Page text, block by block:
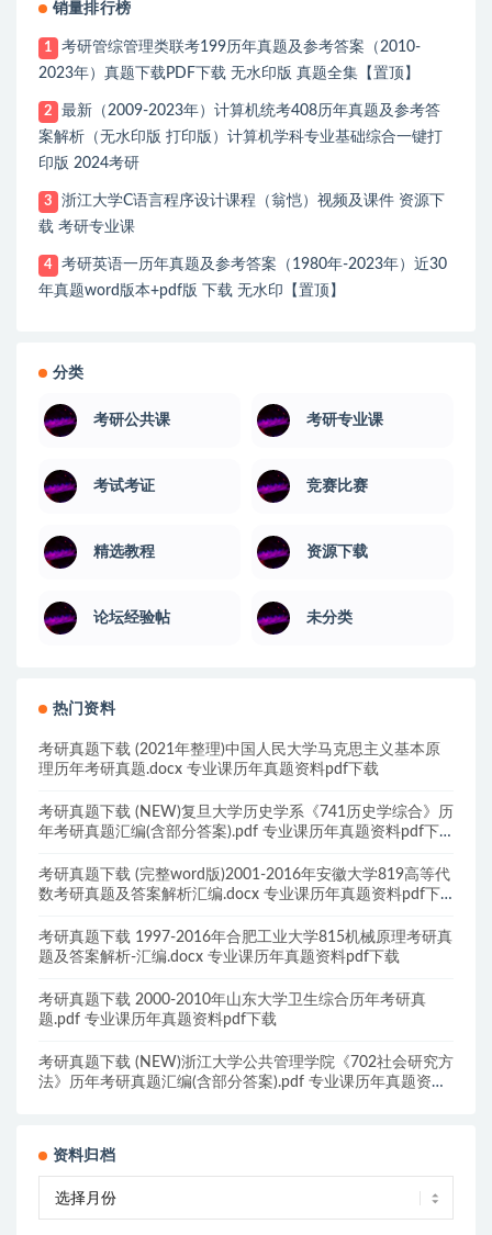
销量排行榜
1
考研管综管理类联考199历年真题及参考答案（2010-
2023年）真题下载PDF下载 无水印版 真题全集【置顶】
2
最新（2009-2023年）计算机统考408历年真题及参考答
案解析（无水印版 打印版）计算机学科专业基础综合一键打
印版 2024考研
3
浙江大学C语言程序设计课程（翁恺）视频及课件 资源下
载 考研专业课
4
考研英语一历年真题及参考答案（1980年-2023年）近30
年真题word版本+pdf版 下载 无水印【置顶】
分类
考研公共课 考研专业课
考试考证 竞赛比赛
精选教程 资源下载
论坛经验帖 未分类
热门资料
考研真题下载 (2021年整理)中国人民大学马克思主义基本原
理历年考研真题.docx 专业课历年真题资料pdf下载
考研真题下载 (NEW)复旦大学历史学系《741历史学综合》历
年考研真题汇编(含部分答案).pdf 专业课历年真题资料pdf下
考研真题下载 (完整word版)2001-2016年安徽大学819高等代
数考研真题及答案解析汇编.docx 专业课历年真题资料pdf下
考研真题下载 1997-2016年合肥工业大学815机械原理考研真
题及答案解析-汇编.docx 专业课历年真题资料pdf下载
考研真题下载 2000-2010年山东大学卫生综合历年考研真
题.pdf 专业课历年真题资料pdf下载
考研真题下载 (NEW)浙江大学公共管理学院《702社会研究方
法》历年考研真题汇编(含部分答案).pdf 专业课历年真题资料
资料归档